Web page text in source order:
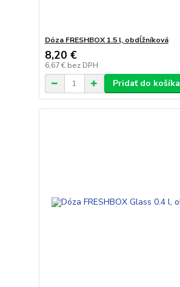
Dóza FRESHBOX 1.5 l, obdĺžníková
8,20 €
6,67 € bez DPH
Pridať do košíka